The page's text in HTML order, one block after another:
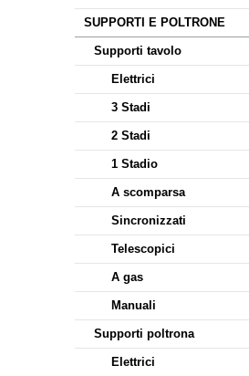
SUPPORTI E POLTRONE
Supporti tavolo
Elettrici
3 Stadi
2 Stadi
1 Stadio
A scomparsa
Sincronizzati
Telescopici
A gas
Manuali
Supporti poltrona
Elettrici